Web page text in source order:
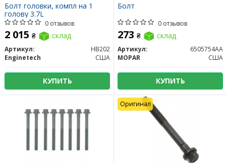
Болт головки, компл на 1
голову 3.7L
0 отзывов
2 015 ₴ склад
Артикул:
HB202
Enginetech
США
КУПИТЬ
Болт
0 отзывов
273 ₴ склад
Артикул:
6505754AA
MOPAR
США
КУПИТЬ
Оригинал